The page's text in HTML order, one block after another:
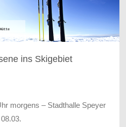
ins Skigebiet
morgens – Stadthalle Speyer